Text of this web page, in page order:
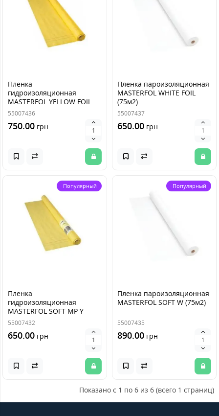
Пленка
гидроизоляционная
MASTERFOL YELLOW FOIL
MP (75м2)
55007436
750.00 грн
Пленка пароизоляционная
MASTERFOL WHITE FOIL
(75м2)
55007437
650.00 грн
Популярный
Пленка
гидроизоляционная
MASTERFOL SOFT MP Y
(75м2)
55007432
650.00 грн
Популярный
Пленка пароизоляционная
MASTERFOL SOFT W (75м2)
55007435
890.00 грн
Показано с 1 по 6 из 6 (всего 1 страниц)